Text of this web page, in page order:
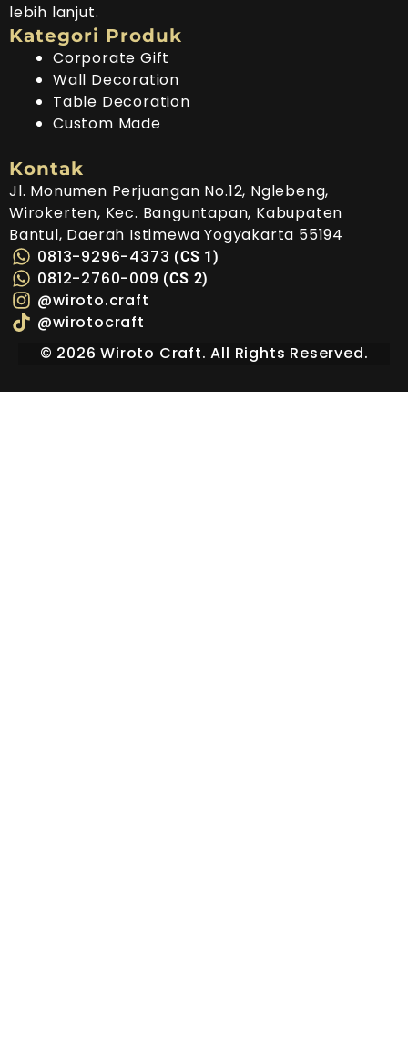
lebih lanjut.
Kategori Produk
Corporate Gift
Wall Decoration
Table Decoration
Custom Made
Kontak
Jl. Monumen Perjuangan No.12, Nglebeng,
Wirokerten, Kec. Banguntapan, Kabupaten
Bantul, Daerah Istimewa Yogyakarta 55194
0813-9296-4373 (CS 1)
0812-2760-009 (CS 2)
@wiroto.craft
@wirotocraft
© 2026 Wiroto Craft. All Rights Reserved.